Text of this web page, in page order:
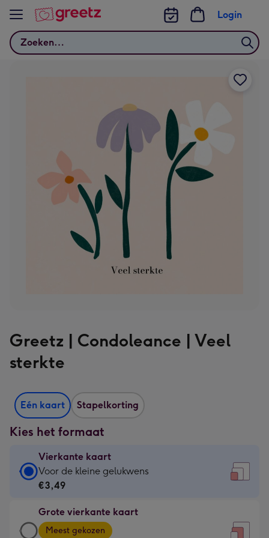
Bekijk meer
Zoeken
Login
Greetz | Condoleance | Veel
sterkte
Eén kaart Stapelkorting
Kies het formaat
Vierkante kaart
Vierkante
kaart
€3,49
-
Voor de kleine gelukwens
€3,49
Grote vierkante kaart
Grote
Meest gekozen